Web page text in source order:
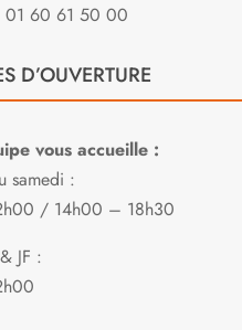
01 60 61 50 00
D’OUVERTURE
vous accueille :
samedi :
/ 14h00 – 18h30
JF :